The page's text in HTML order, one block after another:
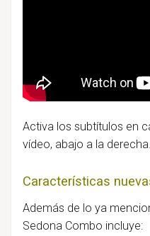
Activa los subtítulos en
vídeo, abajo a la derecha.
Características
Además de lo ya
Sedona Combo incluye: